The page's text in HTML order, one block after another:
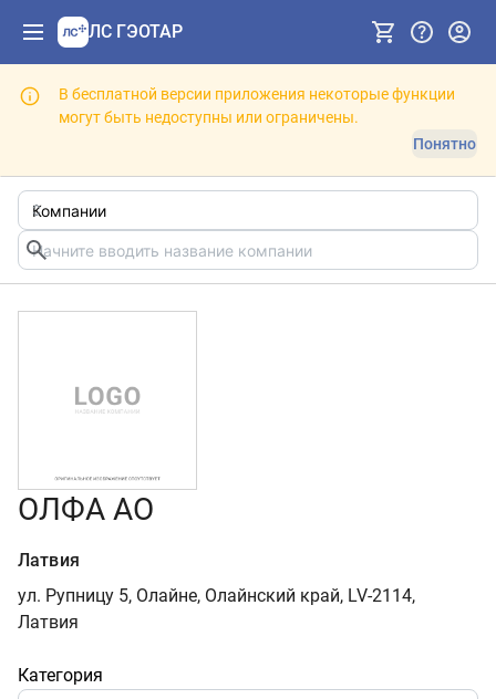
ЛС ГЭОТАР
В бесплатной версии приложения некоторые функции
могут быть недоступны или ограничены.
Понятно
ОЛФА АО
Латвия
ул. Рупницу 5, Олайне, Олайнский край, LV-2114,
Латвия
Категория